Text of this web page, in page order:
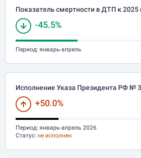
Показатель смертности в ДТП к 2025
-45.5%
Период: январь-апрель
Исполнение Указа Президента РФ №
+50.0%
Период: январь-апрель 2026
Статус: не исполнен